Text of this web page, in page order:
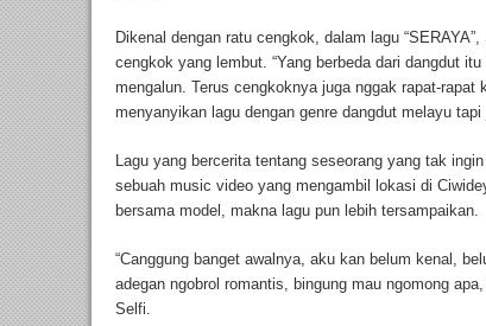
Dikenal dengan ratu cengkok, dalam lagu
cengkok yang lembut. “Yang berbeda dari dangdut
mengalun. Terus cengkoknya juga nggak rapat-
menyanyikan lagu dengan genre dangdut melayu
Lagu yang bercerita tentang seseorang yang tak
sebuah music video yang mengambil lokasi di
bersama model, makna lagu pun lebih tersampaikan.
“Canggung banget awalnya, aku kan belum kenal,
adegan ngobrol romantis, bingung mau ngomong
Selfi.